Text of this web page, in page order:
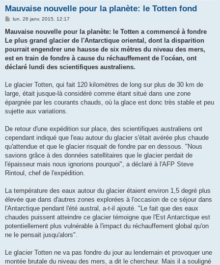
Mauvaise nouvelle pour la planète: le Totten fond
M
s
a
g
lun. 26 janv. 2015, 12:17
Mauvaise nouvelle pour la planète: le Totten a commencé à fondre
Le plus grand glacier de l'Antarctique oriental, dont la disparition
pourrait engendrer une hausse de six mètres du niveau des mers,
est en train de fondre à cause du réchauffement de l'océan, ont
déclaré lundi des scientifiques australiens.
Le glacier Totten, qui fait 120 kilomètres de long sur plus de 30 km de
large, était jusque-là considéré comme étant situé dans une zone
épargnée par les courants chauds, où la glace est donc très stable et peu
sujette aux variations.
De retour d'une expédition sur place, des scientifiques australiens ont
cependant indiqué que l'eau autour du glacier s'était avérée plus chaude
qu'attendue et que le glacier risquait de fondre par en dessous. "Nous
savions grâce à des données satellitaires que le glacier perdait de
l'épaisseur mais nous ignorions pourquoi", a déclaré à l'AFP Steve
Rintoul, chef de l'expédition.
La température des eaux autour du glacier étaient environ 1,5 degré plus
élevée que dans d'autres zones explorées à l'occasion de ce séjour dans
l'Antarctique pendant l'été austral, a-t-il ajouté. "Le fait que des eaux
chaudes puissent atteindre ce glacier témoigne que l'Est Antarctique est
potentiellement plus vulnérable à l'impact du réchauffement global qu'on
ne le pensait jusqu'alors".
Le glacier Totten ne va pas fondre du jour au lendemain et provoquer une
montée brutale du niveau des mers, a dit le chercheur. Mais il a souligné